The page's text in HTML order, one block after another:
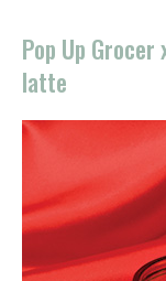
Pop Up
latte